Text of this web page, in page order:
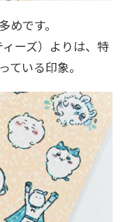
です。
ーズ）よりは、特
ている印象。